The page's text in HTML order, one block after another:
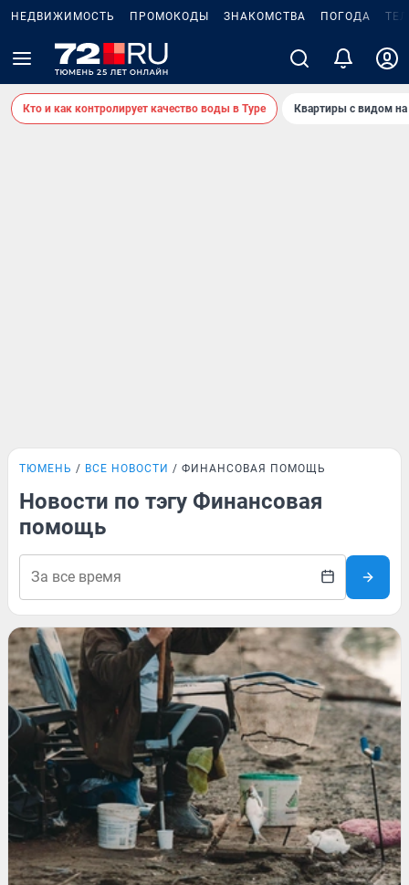
НЕДВИЖИМОСТЬ ПРОМОКОДЫ ЗНАКОМСТВА ПОГОДА
Кто и как контролирует качество воды в Туре Квартиры с видом на
ТЮМЕНЬ ВСЕ НОВОСТИ ФИНАНСОВАЯ ПОМОЩЬ
Новости по тэгу Финансовая
помощь